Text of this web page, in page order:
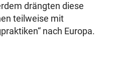
drängten diese
teilweise mit
nach Europa.